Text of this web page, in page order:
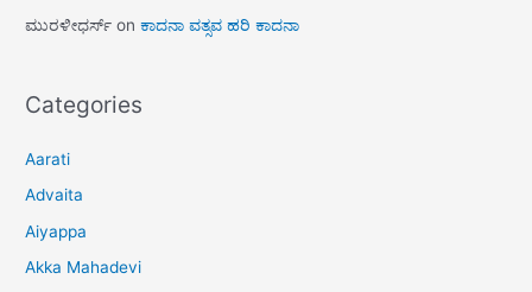
ಮುರಳೀಧರ್ಸ್ onಕಾದನಾ ವತ್ಸವ ಹರಿ ಕಾದನಾ
Categories
Aarati
Advaita
Aiyappa
Akka Mahadevi